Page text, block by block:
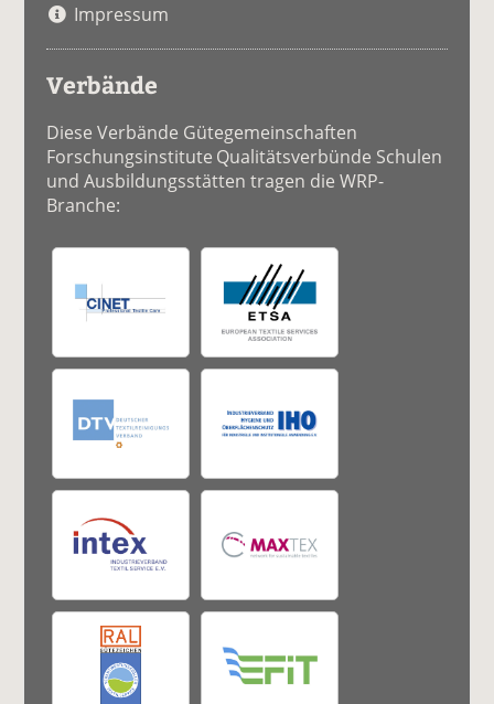
Impressum
Verbände
Diese Verbände Gütegemeinschaften
Forschungsinstitute Qualitätsverbünde Schulen
und Ausbildungsstätten tragen die WRP-
Branche: